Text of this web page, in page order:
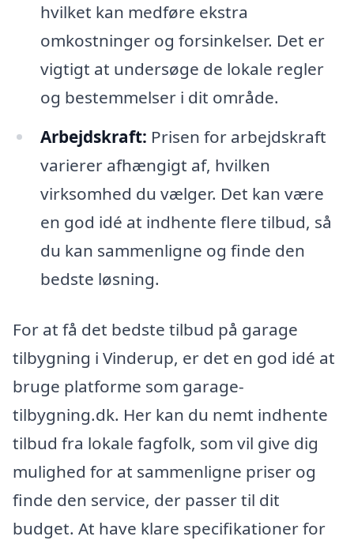
hvilket kan medføre ekstra
omkostninger og forsinkelser. Det er
vigtigt at undersøge de lokale regler
og bestemmelser i dit område.
Arbejdskraft: Prisen for arbejdskraft
varierer afhængigt af, hvilken
virksomhed du vælger. Det kan være
en god idé at indhente flere tilbud, så
du kan sammenligne og finde den
bedste løsning.
For at få det bedste tilbud på garage
tilbygning i Vinderup, er det en god idé at
bruge platforme som garage-
tilbygning.dk. Her kan du nemt indhente
tilbud fra lokale fagfolk, som vil give dig
mulighed for at sammenligne priser og
finde den service, der passer til dit
budget. At have klare specifikationer for